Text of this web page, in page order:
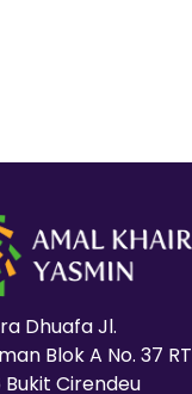
Dhuafa Jl.
Blok A No. 37 RT
Bukit Cirendeu